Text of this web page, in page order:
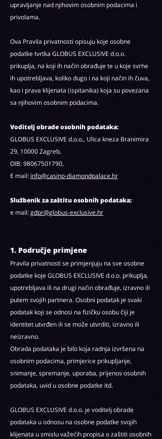
upravljanje nad njihovim osobnim podacima i
privolama.
Ova Pravila privatnosti opisuju koje osobne
podatke tvrtka GLOBUS EXCLUSIVE d.o.o.
prikuplja, na koji ih način obrađuje te u koje svrhe
ih upotrebljava, koliko dugo i na koji način ih čuva,
kao i prava klijenata (ispitanika) koja su povezana
sa njihovim osobnim podacima.
Voditelj obrade osobnih podataka:
GLOBUS EXCLUSIVE d.o.o., Ulica kneza Branimira
29, 10000 Zagreb,
OIB:98067501790,
E mail: info@casino-diamondpalace.hr
Službenik za zaštitu osobnih podataka:
e mail:gdpr@globus-exclusive.hr
1. Područje primjene
Pravila privatnosti se primjenjuju na sve osobne
podatke koje GLOBUS EXCLUSIVE d.o.o. prikuplja,
upotrebljava ili na drugi način obrađuje, izravno ili
putem svojih partnera. Osobni podatak je svaki
podatak koji se odnosi na fizičku osobu čiji je
identitet utvrđen ili se može utvrditi, izravno ili
neizravno.
Obrada podataka je bilo koja radnja izvršena na
osobnim podacima, primjerice prikupljanje,
snimanje, spremanje, uporaba, prijenos osobnih
podataka, uvid u osobne podatke itd.
GLOBUS EXCLUSIVE d.o.o. je voditelj obrade
podataka u odnosu na osobne podatke svojih
klijenata u smislu važećih propisa o zaštiti osobnih